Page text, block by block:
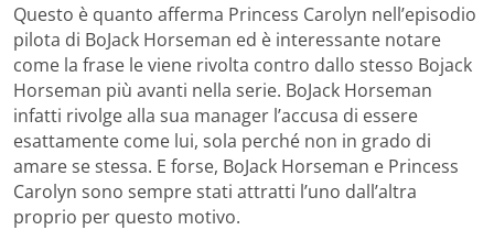
Questo è quanto afferma Princess Carolyn nell’episodio
pilota di BoJack Horseman ed è interessante notare
come la frase le viene rivolta contro dallo stesso Bojack
Horseman più avanti nella serie. BoJack Horseman
infatti rivolge alla sua manager l’accusa di essere
esattamente come lui, sola perché non in grado di
amare se stessa. E forse, BoJack Horseman e Princess
Carolyn sono sempre stati attratti l’uno dall’altra
proprio per questo motivo.